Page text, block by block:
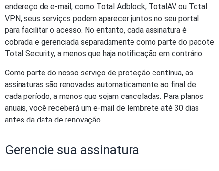
endereço de e-mail, como Total Adblock, TotalAV ou Total
VPN, seus serviços podem aparecer juntos no seu portal
para facilitar o acesso. No entanto, cada assinatura é
cobrada e gerenciada separadamente como parte do pacote
Total Security, a menos que haja notificação em contrário.
Como parte do nosso serviço de proteção contínua, as
assinaturas são renovadas automaticamente ao final de
cada período, a menos que sejam canceladas. Para planos
anuais, você receberá um e-mail de lembrete até 30 dias
antes da data de renovação.
Gerencie sua assinatura